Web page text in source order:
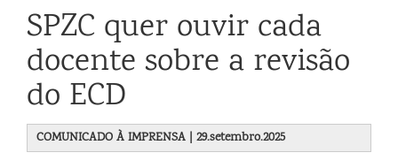
SPZC quer ouvir cada
docente sobre a revisão
do ECD
COMUNICADO À IMPRENSA | 29.setembro.2025